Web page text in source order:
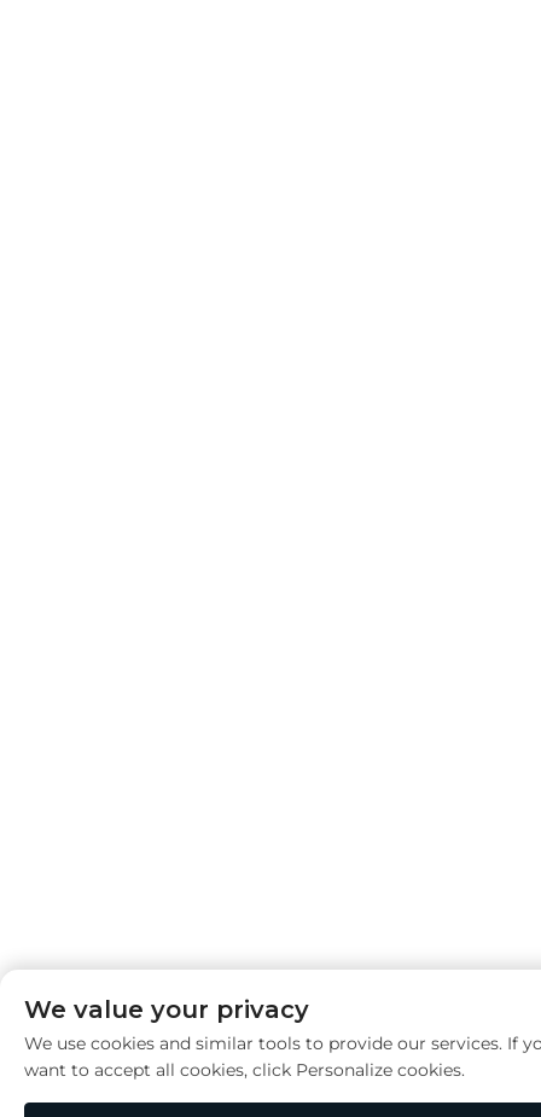
We value your privacy
We use cookies and similar tools to provide our services. If
want to accept all cookies, click Personalize cookies.